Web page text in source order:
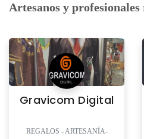
Artesanos y profesionales
Gravicom Digital
REGALOS - ARTESANÍA-